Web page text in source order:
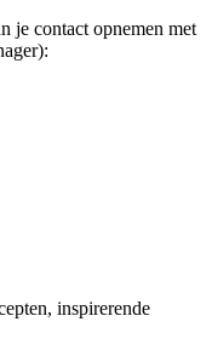
je contact opnemen met
inspirerende